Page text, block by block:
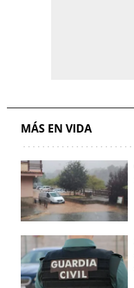
MÁS EN VIDA